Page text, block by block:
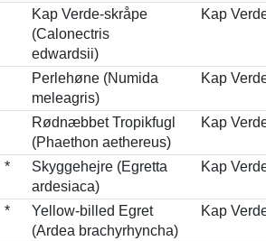
Kap Verde-skråpe
(Calonectris
edwardsii)
Kap
Perlehøne (Numida
meleagris)
Kap
Rødnæbbet Tropikfugl
(Phaethon aethereus)
Kap
*
Skyggehejre (Egretta
ardesiaca)
Kap
*
Yellow-billed Egret
(Ardea brachyrhyncha)
Kap